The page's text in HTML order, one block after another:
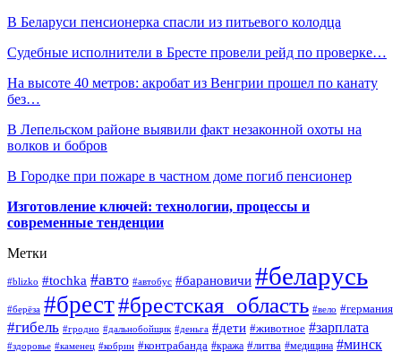
В Беларуси пенсионерка спасли из питьевого колодца
Судебные исполнители в Бресте провели рейд по проверке…
На высоте 40 метров: акробат из Венгрии прошел по канату
без…
В Лепельском районе выявили факт незаконной охоты на
волков и бобров
В Городке при пожаре в частном доме погиб пенсионер
Изготовление ключей: технологии, процессы и
современные тенденции
Метки
#blizko #tochka #авто #автобус #барановичи #беларусь
#берёза #брест#брестская_область #вело #германия
#гибель #гродно #дальнобойщик #деньга #дети #животное #зарплата
#здоровье #каменец #кобрин #контрабанда #кража #литва #медицина #минск